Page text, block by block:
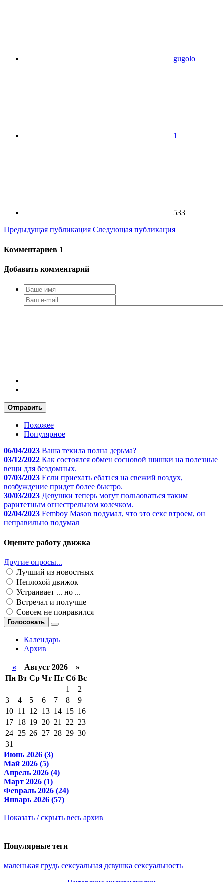
gugolo
1
533
Предыдущая публикация Следующая публикация
Комментариев 1
Добавить комментарий
Отправить
Похожее
Популярное
06/04/2023 Ваша текила полна дерьма?
03/12/2022 Как состоялся обмен сосновой шишки на полезные
вещи для бездомных.
07/03/2023 Если приехать ебаться на свежий воздух,
возбуждение придет более быстро.
30/03/2023 Девушки теперь могут пользоваться таким
раритетным огнестрельном колечком.
02/04/2023 Femboy Mason подумал, что это секс втроем, он
неправильно подумал
Оцените работу движка
Другие опросы...
Лучший из новостных
Неплохой движок
Устраивает ... но ...
Встречал и получше
Совсем не понравился
Голосовать
Календарь
Архив
« Август 2026 »
Пн Вт Ср Чт Пт Сб Вс
1
2
3
4 5 6 7 8
9
10 11 12 13 14 15 16
17 18 19 20 21 22 23
24 25 26 27 28 29 30
31
Июнь 2026 (3)
Май 2026 (5)
Апрель 2026 (4)
Март 2026 (1)
Февраль 2026 (24)
Январь 2026 (57)
Показать / скрыть весь архив
Популярные теги
маленькая грудь сексуальная девушка сексуальность